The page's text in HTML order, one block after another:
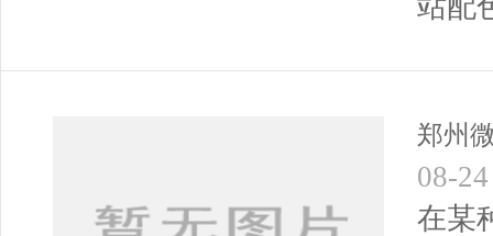
站配
郑州
08-24
在某